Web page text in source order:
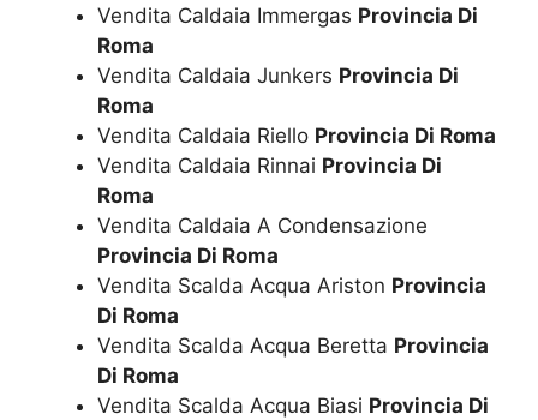
Vendita Caldaia Immergas Provincia Di
Roma
Vendita Caldaia Junkers Provincia Di
Roma
Vendita Caldaia Riello Provincia Di Roma
Vendita Caldaia Rinnai Provincia Di
Roma
Vendita Caldaia A Condensazione
Provincia Di Roma
Vendita Scalda Acqua Ariston Provincia
Di Roma
Vendita Scalda Acqua Beretta Provincia
Di Roma
Vendita Scalda Acqua Biasi Provincia Di